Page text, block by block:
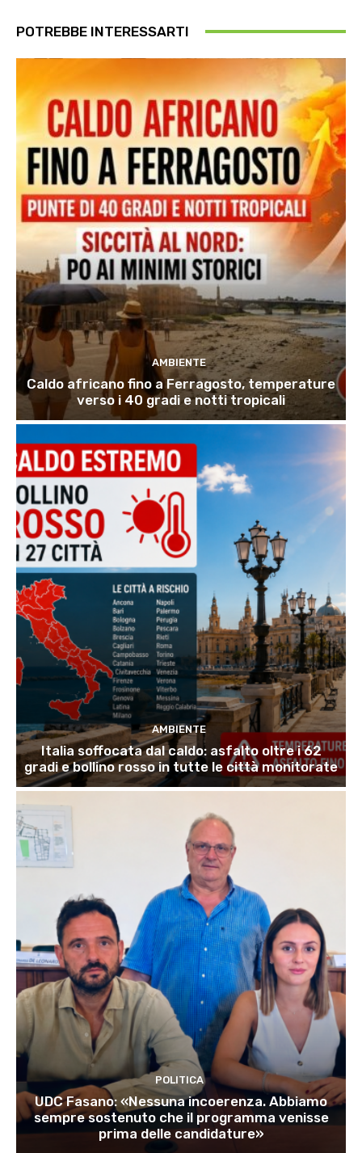
POTREBBE INTERESSARTI
AMBIENTE
Caldo africano fino a Ferragosto, temperature
verso i 40 gradi e notti tropicali
AMBIENTE
Italia soffocata dal caldo: asfalto oltre i 62
gradi e bollino rosso in tutte le città monitorate
POLITICA
UDC Fasano: «Nessuna incoerenza. Abbiamo
sempre sostenuto che il programma venisse
prima delle candidature»